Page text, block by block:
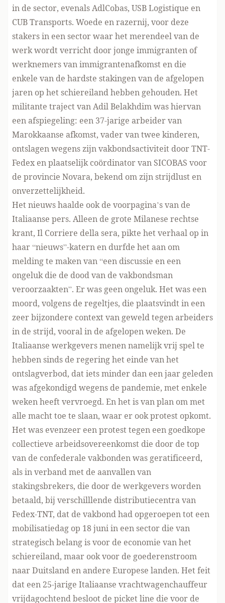
in de sector, evenals AdlCobas, USB Logistique en
CUB Transports. Woede en razernij, voor deze
stakers in een sector waar het merendeel van de
werk wordt verricht door jonge immigranten of
werknemers van immigrantenafkomst en die
enkele van de hardste stakingen van de afgelopen
jaren op het schiereiland hebben gehouden. Het
militante traject van Adil Belakhdim was hiervan
een afspiegeling: een 37-jarige arbeider van
Marokkaanse afkomst, vader van twee kinderen,
ontslagen wegens zijn vakbondsactiviteit door TNT-
Fedex en plaatselijk coördinator van SICOBAS voor
de provincie Novara, bekend om zijn strijdlust en
onverzettelijkheid.
Het nieuws haalde ook de voorpagina’s van de
Italiaanse pers. Alleen de grote Milanese rechtse
krant, Il Corriere della sera, pikte het verhaal op in
haar “nieuws”-katern en durfde het aan om
melding te maken van “een discussie en een
ongeluk die de dood van de vakbondsman
veroorzaakten”. Er was geen ongeluk. Het was een
moord, volgens de regeltjes, die plaatsvindt in een
zeer bijzondere context van geweld tegen arbeiders
in de strijd, vooral in de afgelopen weken. De
Italiaanse werkgevers menen namelijk vrij spel te
hebben sinds de regering het einde van het
ontslagverbod, dat iets minder dan een jaar geleden
was afgekondigd wegens de pandemie, met enkele
weken heeft vervroegd. En het is van plan om met
alle macht toe te slaan, waar er ook protest opkomt.
Het was evenzeer een protest tegen een goedkope
collectieve arbeidsovereenkomst die door de top
van de confederale vakbonden was geratificeerd,
als in verband met de aanvallen van
stakingsbrekers, die door de werkgevers worden
betaald, bij verschilllende distributiecentra van
Fedex-TNT, dat de vakbond had opgeroepen tot een
mobilisatiedag op 18 juni in een sector die van
strategisch belang is voor de economie van het
schiereiland, maar ook voor de goederenstroom
naar Duitsland en andere Europese landen. Het feit
dat een 25-jarige Italiaanse vrachtwagenchauffeur
vrijdagochtend besloot de picket line die voor de